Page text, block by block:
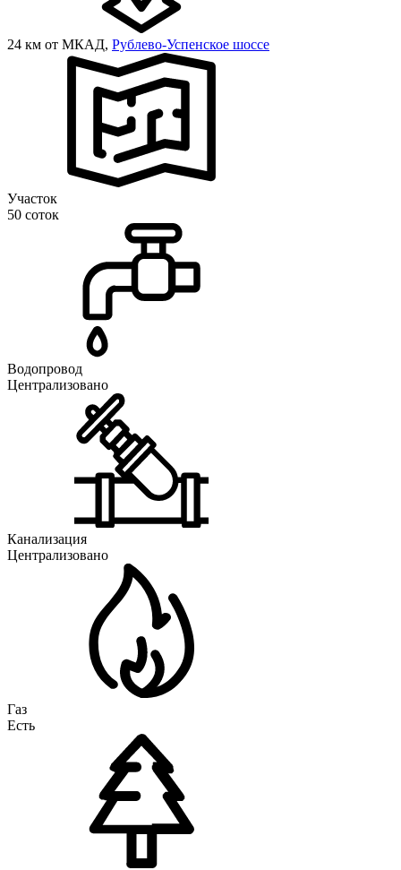
24 км от МКАД, Рублево-Успенское шоссе
Участок
50 соток
Водопровод
Централизовано
Канализация
Централизовано
Газ
Есть